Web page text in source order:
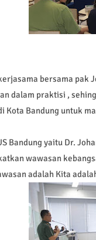
bersama pak
dalam praktisi ,
Kota Bandung untuk
Bandung yaitu Dr.
wawasan
adalah Kita